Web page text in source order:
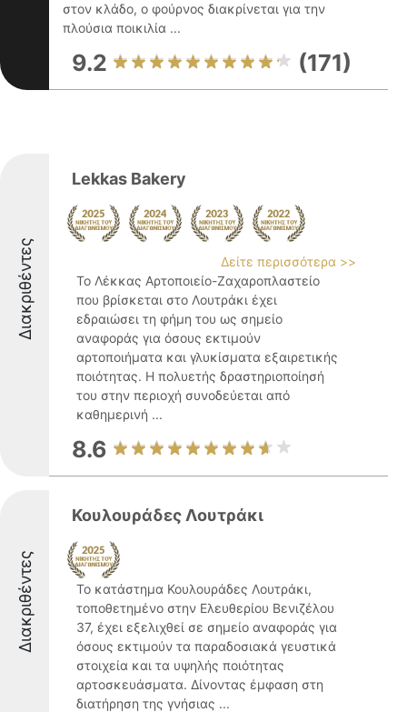
στον κλάδο, ο φούρνος διακρίνεται για την
πλούσια ποικιλία ...
9.2 (171)
Διακριθέντες
Lekkas Bakery
Δείτε περισσότερα >>
Το Λέκκας Αρτοποιείο-Ζαχαροπλαστείο
που βρίσκεται στο Λουτράκι έχει
εδραιώσει τη φήμη του ως σημείο
αναφοράς για όσους εκτιμούν
αρτοποιήματα και γλυκίσματα εξαιρετικής
ποιότητας. Η πολυετής δραστηριοποίησή
του στην περιοχή συνοδεύεται από
καθημερινή ...
8.6
Διακριθέντες
Κουλουράδες Λουτράκι
Το κατάστημα Κουλουράδες Λουτράκι,
τοποθετημένο στην Ελευθερίου Βενιζέλου
37, έχει εξελιχθεί σε σημείο αναφοράς για
όσους εκτιμούν τα παραδοσιακά γευστικά
στοιχεία και τα υψηλής ποιότητας
αρτοσκευάσματα. Δίνοντας έμφαση στη
διατήρηση της γνήσιας ...